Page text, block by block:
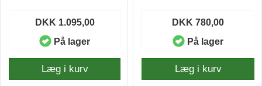
DKK 1.095,00
På lager
Læg i kurv
DKK 780,00
På lager
Læg i kurv